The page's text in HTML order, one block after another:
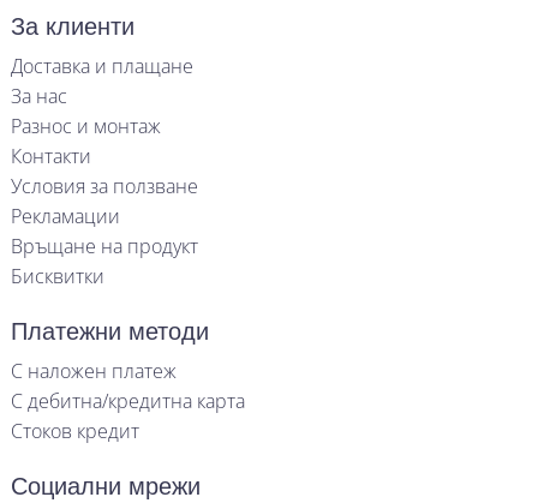
За клиенти
Доставка и плащане
За нас
Разнос и монтаж
Контакти
Условия за ползване
Рекламации
Връщане на продукт
Бисквитки
Платежни методи
С наложен платеж
С дебитна/кредитна карта
Стоков кредит
Социални мрежи